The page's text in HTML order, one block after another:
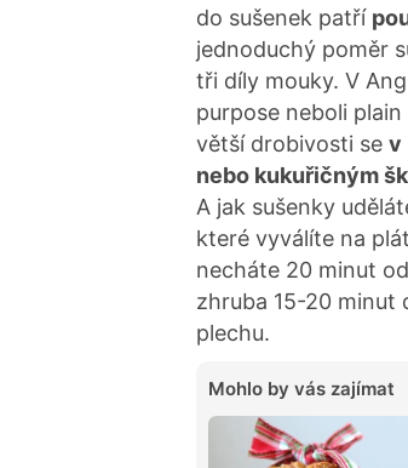
do sušenek patří
jednoduchý poměr
tři díly mouky. V
purpose neboli
větší drobivosti se v
nebo kukuřičným
A jak sušenky
které vyválíte na
necháte 20 minut
zhruba 15-20 minut
plechu.
Mohlo by vás zajímat